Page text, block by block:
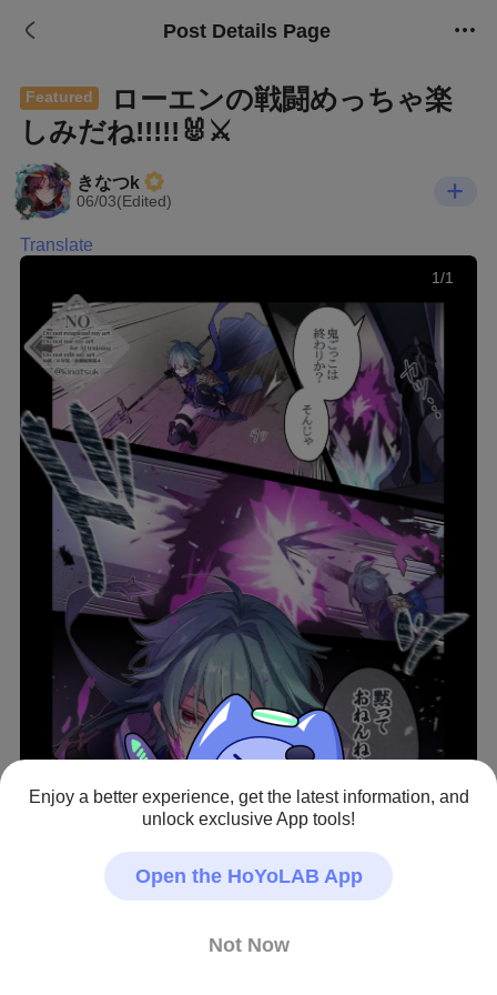
Post Details Page
Featured
ローエンの戦闘めっちゃ楽
しみだね!!!!!🐰⚔️
きなつk
06/03(Edited)
Translate
1/1
View full image
さらに踏んだり蹴ったり殴ったり毒ぶちまけたりしてほ
Enjoy a better experience, get the latest information, and
unlock exclusive App tools!
Open the HoYoLAB App
Not Now